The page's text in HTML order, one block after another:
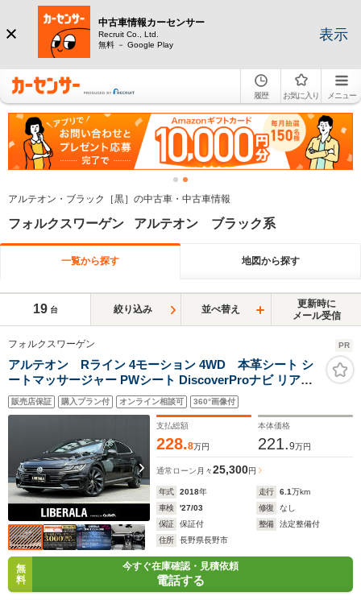
中古車情報カーセンサー
Recruit Co., Ltd.
無料 － Google Play
表示
履歴 お気に入り メニュー
アルテオン・ブラック［黒］の中古車・中古車情報
フォルクスワーゲン アルテオン ブラック系
一覧から探す 地図から探す
19 台 絞り込み 並べ替え
更新時に
メール受信
フォルクスワーゲン PR
アルテオン Rライン 4モーション 4WD 本革シート シ
ートマッサージャー PWシート DiscoverProナビ リアビ
ューカメラ CarPlay対応 ヘッドアップディスプレイ デジ
タルメータークラスター PWバックドア LEDヘッドライ
ト ACC LKA ブラインドスポット ETC
販売店保証 購入プラン付 オンライン相談可 360°画像付
支払総額
228.8万円
本体価格
221.9万円
通常ローン 月々25,300円
年式 2018年 走行 6.1万km
車検
'27/03 修復
なし
保証
保証付 整備
法定整備付
住所
長野県長野市
無
料
今すぐ在庫確認・見積依頼
電話する